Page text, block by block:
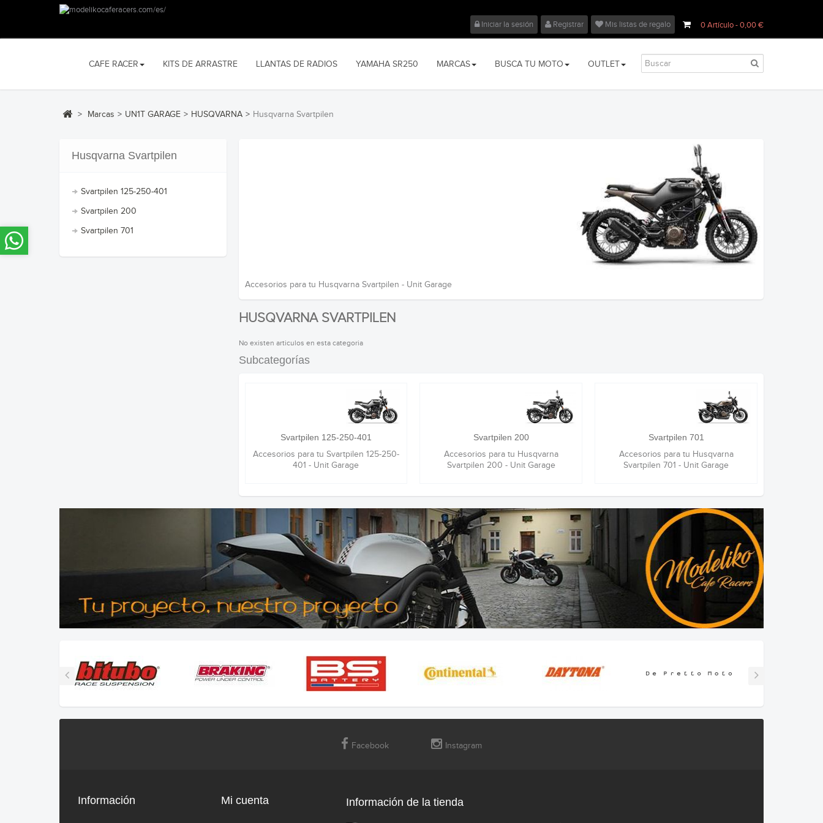
0Artículo- 0,00 €
Iniciar la sesión Registrar Mis listas de regalo
CAFE RACER KITS DE ARRASTRE LLANTAS DE RADIOS YAMAHA SR250 MARCAS BUSCA TU MOTO OUTLET
> Marcas > UN1T GARAGE > HUSQVARNA > Husqvarna Svartpilen
Husqvarna Svartpilen
Svartpilen 125-250-401
Svartpilen 200
Svartpilen 701
Accesorios para tu Husqvarna Svartpilen - Unit Garage
HUSQVARNA SVARTPILEN
No existen articulos en esta categoria
Subcategorías
Svartpilen 125-250-401
Accesorios para tu Svartpilen 125-250-
401 - Unit Garage
Svartpilen 200
Accesorios para tu Husqvarna
Svartpilen 200 - Unit Garage
Svartpilen 701
Accesorios para tu Husqvarna
Svartpilen 701 - Unit Garage
Facebook Instagram
Información Mi cuenta Información de la tienda